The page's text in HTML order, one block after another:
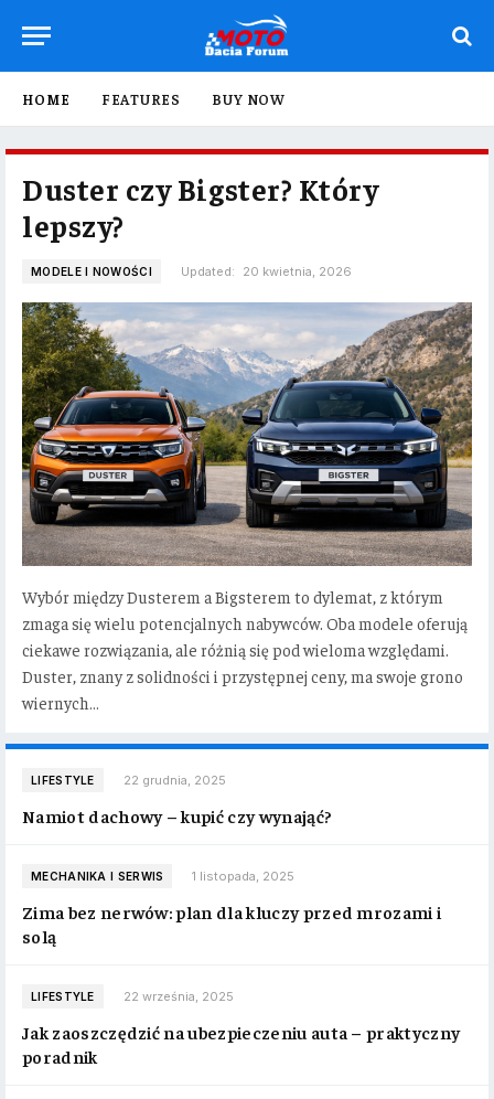
HOME FEATURES BUY NOW
Duster czy Bigster? Który
lepszy?
MODELE I NOWOŚCI Updated: 20 kwietnia, 2026
Wybór między Dusterem a Bigsterem to dylemat, z którym
zmaga się wielu potencjalnych nabywców. Oba modele oferują
ciekawe rozwiązania, ale różnią się pod wieloma względami.
Duster, znany z solidności i przystępnej ceny, ma swoje grono
wiernych…
LIFESTYLE 22 grudnia, 2025
Namiot dachowy – kupić czy wynająć?
MECHANIKA I SERWIS 1 listopada, 2025
Zima bez nerwów: plan dla kluczy przed mrozami i
solą
LIFESTYLE 22 września, 2025
Jak zaoszczędzić na ubezpieczeniu auta – praktyczny
poradnik